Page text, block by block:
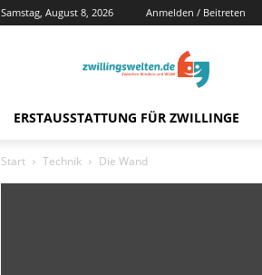
Samstag, August 8, 2026 Anmelden / Beitreten
ERSTAUSSTATTUNG FÜR ZWILLINGE
Start Technik Die Wand